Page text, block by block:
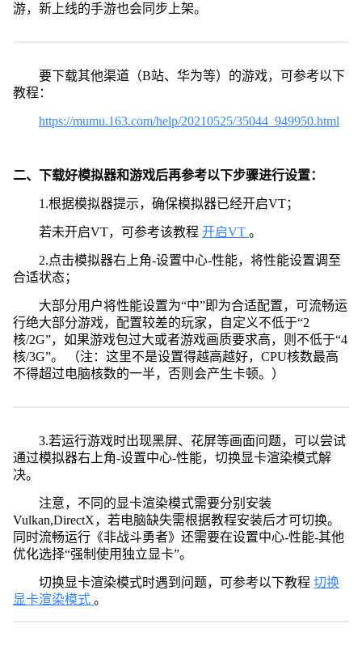
游，新上线的手游也会同步上架。
要下载其他渠道（B站、华为等）的游戏，可参考以下
教程：
https://mumu.163.com/help/20210525/35044_949950.html
二、下载好模拟器和游戏后再参考以下步骤进行设置：
1.根据模拟器提示，确保模拟器已经开启VT；
若未开启VT，可参考该教程 开启VT 。
2.点击模拟器右上角-设置中心-性能，将性能设置调至
合适状态；
大部分用户将性能设置为“中”即为合适配置，可流畅运
行绝大部分游戏，配置较差的玩家，自定义不低于“2
核/2G”，如果游戏包过大或者游戏画质要求高，则不低于“4
核/3G”。 （注：这里不是设置得越高越好，CPU核数最高
不得超过电脑核数的一半，否则会产生卡顿。）
3.若运行游戏时出现黑屏、花屏等画面问题，可以尝试
通过模拟器右上角-设置中心-性能，切换显卡渲染模式解
决。
注意，不同的显卡渲染模式需要分别安装
Vulkan,DirectX，若电脑缺失需根据教程安装后才可切换。
同时流畅运行《非战斗勇者》还需要在设置中心-性能-其他
优化选择“强制使用独立显卡”。
切换显卡渲染模式时遇到问题，可参考以下教程 切换
显卡渲染模式 。